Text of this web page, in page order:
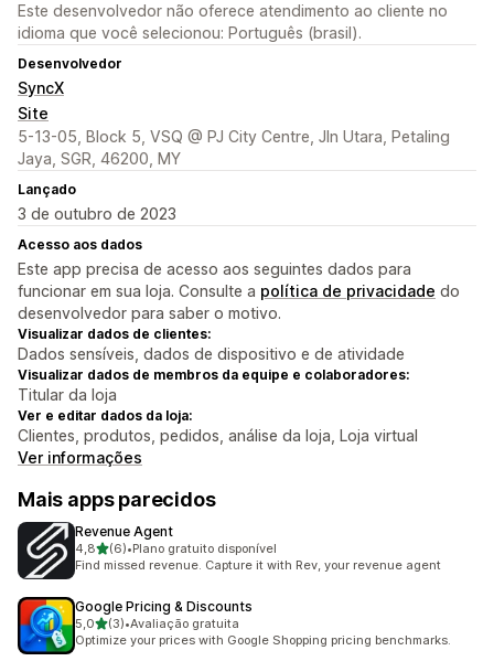
Este desenvolvedor não oferece atendimento ao cliente no
idioma que você selecionou: Português (brasil).
Desenvolvedor
SyncX
Site
5-13-05, Block 5, VSQ @ PJ City Centre, Jln Utara, Petaling
Jaya, SGR, 46200, MY
Lançado
3 de outubro de 2023
Acesso aos dados
Este app precisa de acesso aos seguintes dados para
funcionar em sua loja. Consulte a política de privacidade do
desenvolvedor para saber o motivo.
Visualizar dados de clientes:
Dados sensíveis, dados de dispositivo e de atividade
Visualizar dados de membros da equipe e colaboradores:
Titular da loja
Ver e editar dados da loja:
Clientes, produtos, pedidos, análise da loja, Loja virtual
Ver informações
Mais apps parecidos
Revenue Agent
4,8de 5 estrelas
(6)
6 avaliações ao todo
•Plano gratuito disponível
Find missed revenue. Capture it with Rev, your revenue agent
Google Pricing & Discounts
5,0de 5 estrelas
(3)
3 avaliações ao todo
•Avaliação gratuita
Optimize your prices with Google Shopping pricing benchmarks.